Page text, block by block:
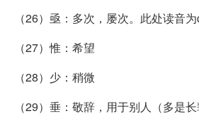
（26）亟：多次，屡次。此处读音
（27）惟：希望
（28）少：稍微
（29）垂：敬辞，用于别人（多是